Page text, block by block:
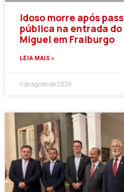
Idoso morre após
pública na entrada
Miguel em Fraiburgo
LEIA MAIS »
7 de agosto de 2026